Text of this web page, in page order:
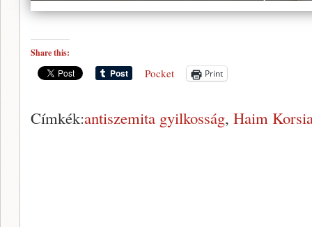
Share this:
Pocket Print
Címkék:antiszemita gyilkosság, Haim